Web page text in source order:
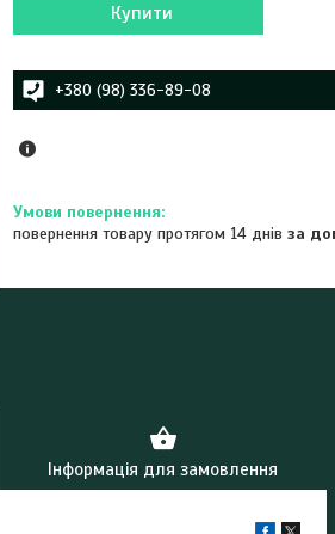
Купити
+380 (98) 336-89-08
повернення товару протягом 14 днівза
Інформація для замовлення